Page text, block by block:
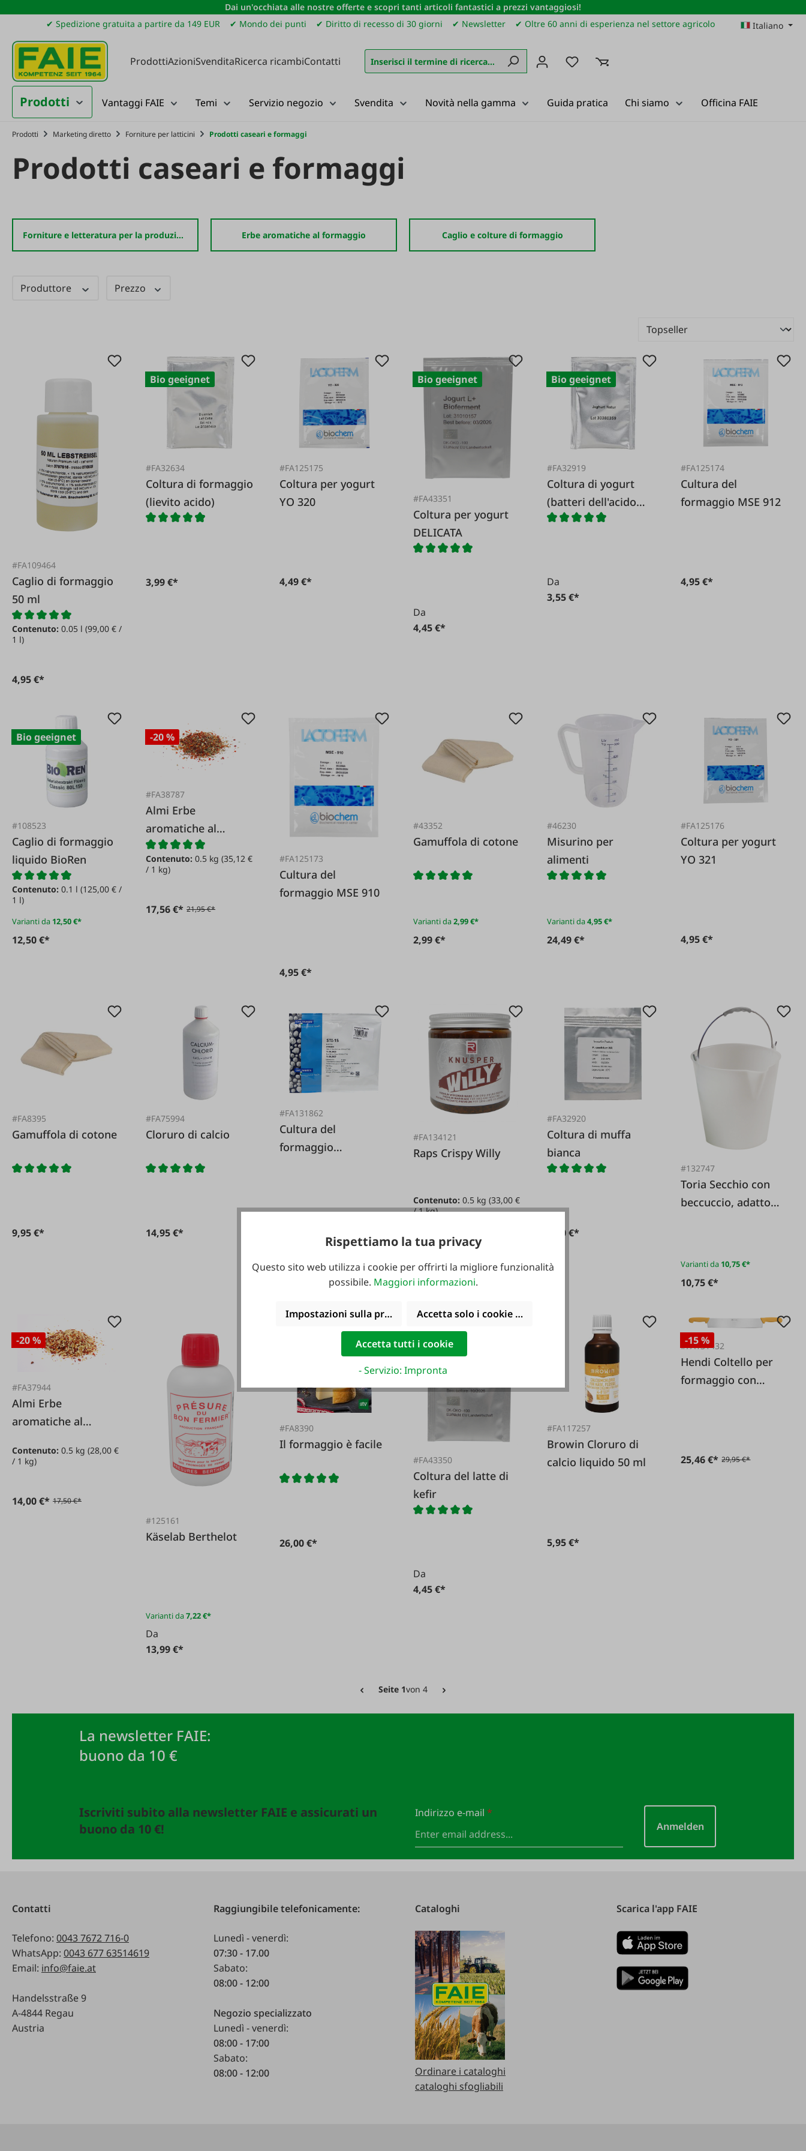
al contenuto principale
Salta alla ricerca
Passa alla navigazione principale
Dai un'occhiata alle nostre offerte e scopri tanti articoli fantastici a prezzi vantaggiosi!
✔ Spedizione gratuita a partire da 149 EUR
✔ Mondo dei punti ✔ Diritto di recesso di 30 giorni ✔ Newsletter ✔ Oltre 60 anni di esperienza nel settore agricolo Italiano
ProdottiAzioniSvenditaRicerca ricambiContatti Hai 0 articoli nella lista dei desideri
Prodotti Vantaggi FAIE Temi Servizio negozio Svendita Novità nella gamma Guida pratica Chi siamo Officina FAIE
Prodotti Marketing diretto Forniture per latticini Prodotti caseari e formaggi
Prodotti caseari e formaggi
Forniture e letteratura per la produzione del formaggio Erbe aromatiche al formaggio Caglio e colture di formaggio
Produttore Prezzo
#FA109464
Caglio di formaggio
50 ml
Contenuto: 0.05 l (99,00 € /
1 l)
4,95 €*
Bio geeignet
#FA32634
Coltura di formaggio
(lievito acido)
3,99 €*
#FA125175
Coltura per yogurt
YO 320
4,49 €*
Bio geeignet
#FA43351
Coltura per yogurt
DELICATA
Da
4,45 €*
Bio geeignet
#FA32919
Coltura di yogurt
(batteri dell'acido
lattico)
Da
3,55 €*
#FA125174
Cultura del
formaggio MSE 912
4,95 €*
Bio geeignet
#108523
Caglio di formaggio
liquido BioRen
Contenuto: 0.1 l (125,00 € /
1 l)
Varianti da 12,50 €*
12,50 €*
-20 %
#FA38787
Almi Erbe
aromatiche al
formaggio - Miscela
italiana
Contenuto:0.5 kg(35,12 €
/ 1 kg)
17,56 €* 21,95 €*
#FA125173
Cultura del
formaggio MSE 910
4,95 €*
#43352
Gamuffola di cotone
Varianti da2,99 €*
2,99 €*
#46230
Misurino per
alimenti
Varianti da4,95 €*
24,49 €*
#FA125176
Coltura per yogurt
YO 321
4,95 €*
#FA8395
Gamuffola di cotone
9,95 €*
#FA75994
Cloruro di calcio
14,95 €*
#FA131862
Cultura del
formaggio
#FA134121
Raps Crispy Willy
Contenuto:0.5 kg(33,00 €
/ 1 kg)
16,50 €*
#FA32920
Coltura di muffa
bianca
7,50 €*
#132747
Toria Secchio con
beccuccio, adatto
Varianti da 10,75 €*
10,75 €*
-20 %
#FA37944
Almi Erbe
aromatiche al
di cipolla e aglio
Contenuto: 0.5 kg (28,00 €
/ 1 kg)
14,00 €* 17,50 €*
#125161
Käselab Berthelot
Varianti da7,22 €*
Da
13,99 €*
#FA8390
Il formaggio è facile
26,00 €*
Bio geeignet
#FA43350
Coltura del latte di
kefir
Da
4,45 €*
#FA117257
Browin Cloruro di
calcio liquido 50 ml
5,95 €*
-15 %
#FA131432
Hendi Coltello per
formaggio con
25,46 €* 29,95 €*
Seite 1von 4
La newsletter FAIE:
buono da 10 €
Iscriviti subito alla newsletter FAIE e assicurati un
buono da 10 €!
Indirizzo e-mail *
Anmelden
Contatti
Telefono: 0043 7672 716-0
WhatsApp: 0043 677 63514619
Email: info@faie.at
Handelsstraße 9
A-4844 Regau
Austria
Raggiungibile telefonicamente:
Lunedì - venerdì:
07:30 - 17.00
Sabato:
08:00 - 12:00
Negozio specializzato
Lunedì - venerdì:
08:00 - 17:00
Sabato:
08:00 - 12:00
Cataloghi
Ordinare i cataloghi
cataloghi sfogliabili
Scarica l'app FAIE
Rispettiamo la tua privacy
Questo sito web utilizza i cookie per offrirti la migliore funzionalità
possibile. Maggiori informazioni.
Impostazioni sulla privacy Accetta solo i cookie funzionali
Accetta tutti i cookie
- Servizio: Impronta